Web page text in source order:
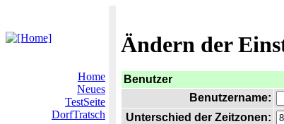
Ändern der
Home
Neues
TestSeite
DorfTratsch
Benutzer
Benutzername:
Unterschied der Zeitzonen: